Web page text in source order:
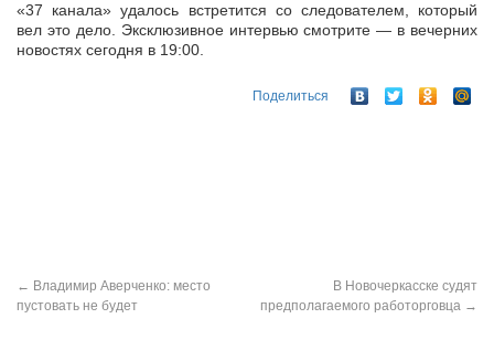
«37 канала» удалось встретится со следователем, который
вел это дело. Эксклюзивное интервью смотрите — в вечерних
новостях сегодня в 19:00.
Поделиться
← Владимир Аверченко: место
пустовать не будет
В Новочеркасске судят
предполагаемого работорговца →